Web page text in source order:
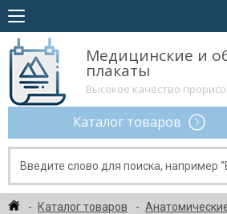
Медицинские и
плакаты
Высокое качество
Каталог товаров
Каталог товаров